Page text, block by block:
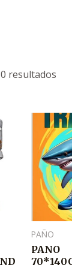
resultados
PAÑO
PANO
El
.